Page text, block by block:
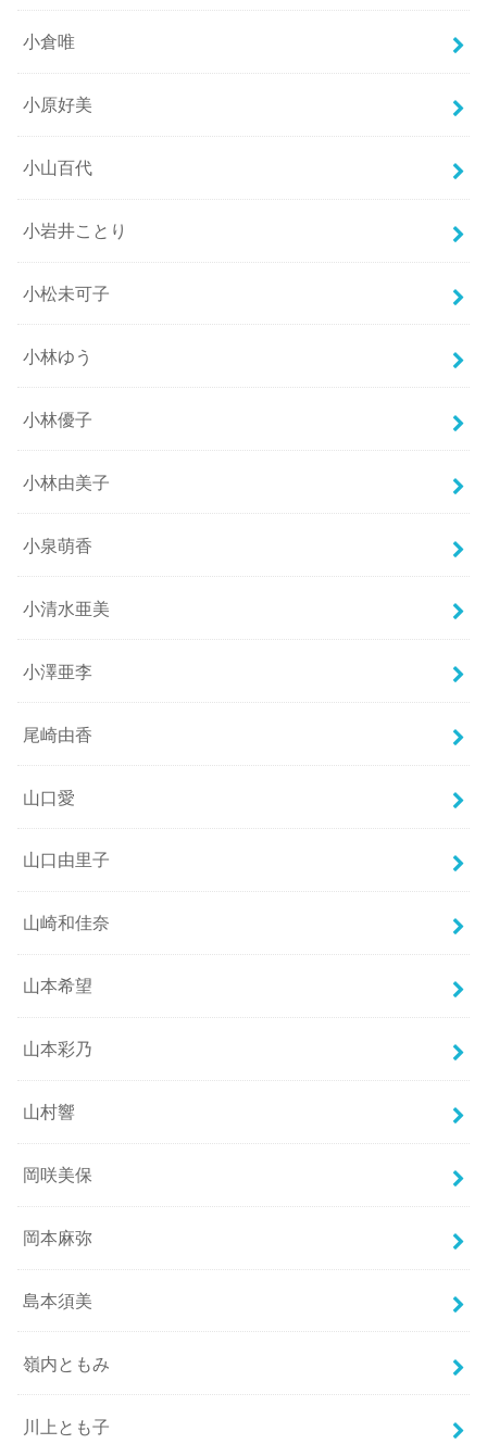
小倉唯
小原好美
小山百代
小岩井ことり
小松未可子
小林ゆう
小林優子
小林由美子
小泉萌香
小清水亜美
小澤亜李
尾崎由香
山口愛
山口由里子
山崎和佳奈
山本希望
山本彩乃
山村響
岡咲美保
岡本麻弥
島本須美
嶺内ともみ
川上とも子